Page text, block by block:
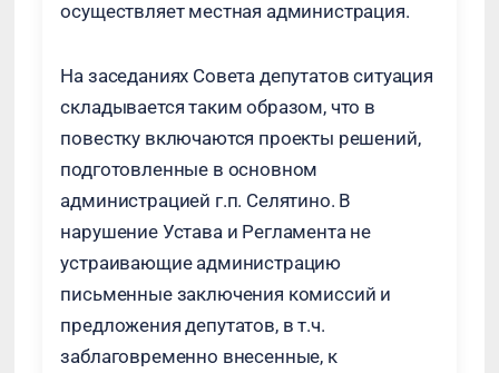
осуществляет местная администрация.
На заседаниях Совета депутатов ситуация
складывается таким образом, что в
повестку включаются проекты решений,
подготовленные в основном
администрацией г.п. Селятино. В
нарушение Устава и Регламента не
устраивающие администрацию
письменные заключения комиссий и
предложения депутатов, в т.ч.
заблаговременно внесенные, к